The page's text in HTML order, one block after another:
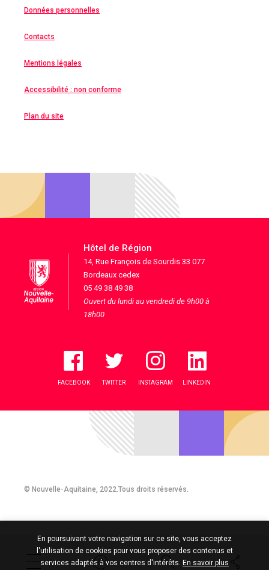
Données personnelles
Contacts
Mentions légales
Accessibilité : non conforme
Plan du site
Hôtel de Région
14, Rue François de Sourdis 33 077
Bordeaux cedex
05 49 38 49 38
Ouvert du lundi au vendredi de 9h00 à
18h00
FACEBOOK TWITTER INSTAGRAM LINKEDIN
© Nouvelle-Aquitaine, 2022.Tous droits réservés.
En poursuivant votre navigation sur ce site, vous acceptez
l'utilisation de cookies pour vous proposer des contenus et
services adaptés à vos centres d'intérêts. En savoir plus